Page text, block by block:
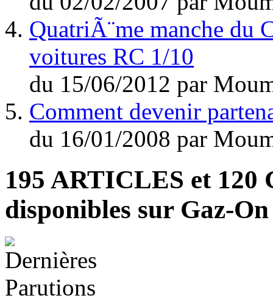
QuatriÃ¨me manche du
voitures RC 1/10
du 15/06/2012 par
Comment devenir
du 16/01/2008 par
195 ARTICLES et 120
disponibles sur Gaz-